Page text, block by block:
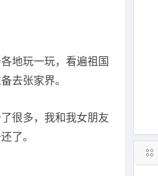
地玩一玩，看遍祖国
去张家界。
很多，我和我女朋友
了。